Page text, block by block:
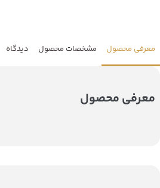
معرفی محصول مشخصات محصول دیدگاه
معرفی محصول